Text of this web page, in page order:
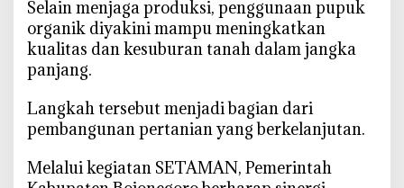
‎Selain menjaga produksi, penggunaan pupuk
organik diyakini mampu meningkatkan
kualitas dan kesuburan tanah dalam jangka
panjang.
‎Langkah tersebut menjadi bagian dari
pembangunan pertanian yang berkelanjutan.
‎Melalui kegiatan SETAMAN, Pemerintah